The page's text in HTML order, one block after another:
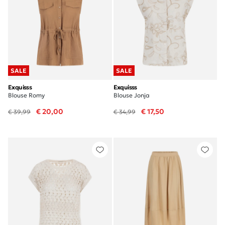
SALE
Exquisss
Blouse Romy
€ 39,99 € 20,00
SALE
Exquisss
Blouse Jonja
€ 34,99 € 17,50